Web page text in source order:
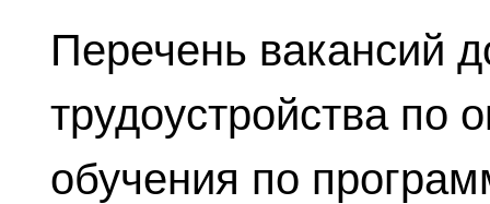
Перечень вакансий
трудоустройства по
обучения по